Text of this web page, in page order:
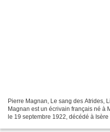
Pierre Magnan, Le sang des Atrides,
Magnan est un écrivain français né à
le 19 septembre 1922, décédé à